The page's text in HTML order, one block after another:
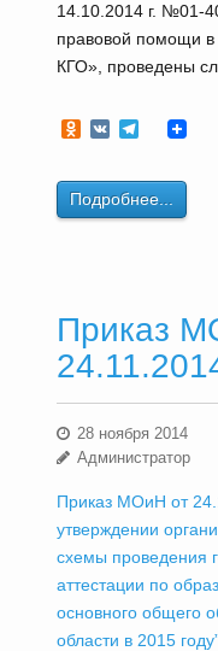
14.10.2014 г. №01-
правовой помощи в
КГО», проведены
Odnoklassniki
VKTelegram
Подробнее...
Приказ
28 ноября 2014
Администратор
Приказ МОиН от
утверждении
схемы проведения
аттестации по
основного общего
области в 2015